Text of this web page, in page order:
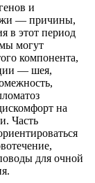
и
— причины,
в этот период
могут
компонента,
— шея,
на
Часть
для очной